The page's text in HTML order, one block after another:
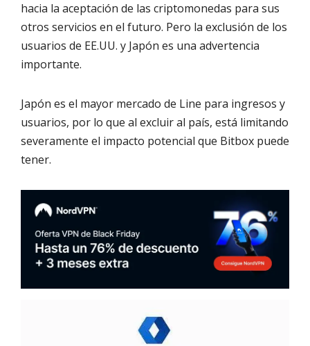
hacia la aceptación de las criptomonedas para sus
otros servicios en el futuro. Pero la exclusión de los
usuarios de EE.UU. y Japón es una advertencia
importante.
Japón es el mayor mercado de Line para ingresos y
usuarios, por lo que al excluir al país, está limitando
severamente el impacto potencial que Bitbox puede
tener.